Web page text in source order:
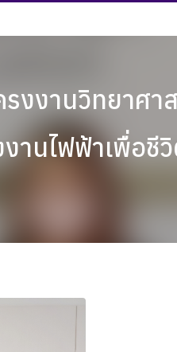
งงานวิทยาศา
านไฟฟ้าเพื่อชีวิ